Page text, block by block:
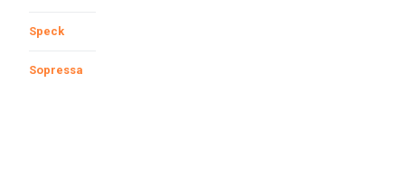
Speck
Sopressa